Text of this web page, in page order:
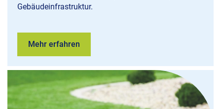
Gebäudeinfrastruktur.
Mehr erfahren